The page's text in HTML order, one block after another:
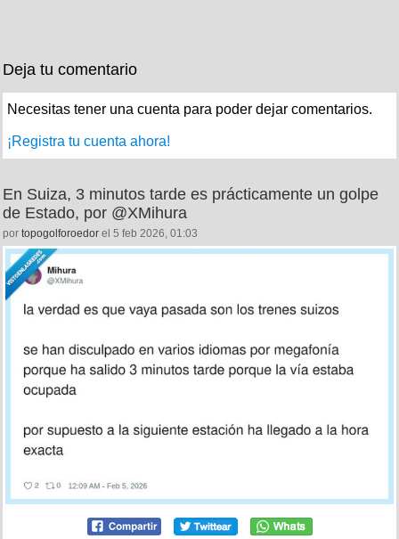
Deja tu comentario
Necesitas tener una cuenta para poder dejar comentarios.
¡Registra tu cuenta ahora!
En Suiza, 3 minutos tarde es prácticamente un golpe
de Estado, por @XMihura
por topogolforoedor el 5 feb 2026, 01:03